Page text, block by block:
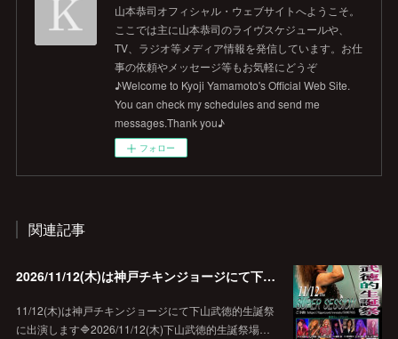
山本恭司オフィシャル・ウェブサイトへようこそ。
ここでは主に山本恭司のライヴスケジュールや、
TV、ラジオ等メディア情報を発信しています。お仕
事の依頼やメッセージ等もお気軽にどうぞ
♪Welcome to Kyoji Yamamoto's Official Web Site.
You can check my schedules and send me
messages.Thank you♪
フォロー
関連記事
2026/11/12(木)は神戸チキンジョージにて下山武徳的生誕祭に出演します♪
11/12(木)は神戸チキンジョージにて下山武徳的生誕祭
に出演します🔷2026/11/12(木)下山武徳的生誕祭場…